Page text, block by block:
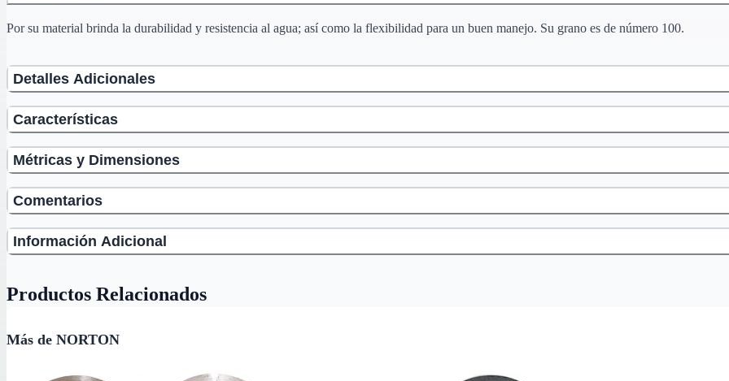
Por su material brinda la durabilidad y resistencia al agua; así como la flexibilidad para un buen manejo. Su grano es de número 100.
Detalles Adicionales
Características
Métricas y Dimensiones
Comentarios
Información Adicional
Productos Relacionados
Más de NORTON